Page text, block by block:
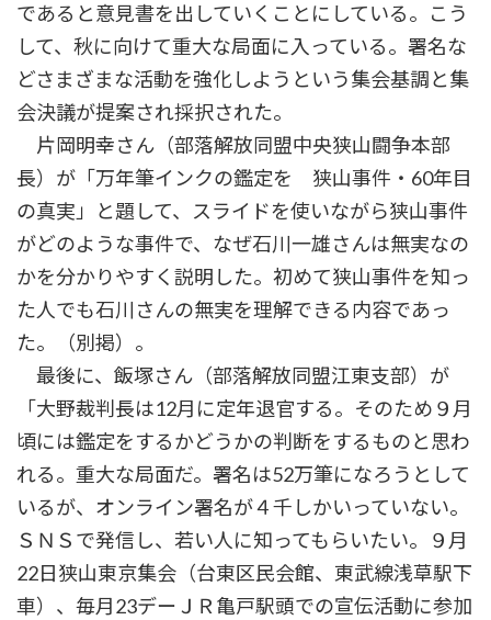
であると意見書を出していくことにしている。こう
して、秋に向けて重大な局面に入っている。署名な
どさまざまな活動を強化しようという集会基調と集
会決議が提案され採択された。
片岡明幸さん（部落解放同盟中央狭山闘争本部
長）が「万年筆インクの鑑定を 狭山事件・60年目
の真実」と題して、スライドを使いながら狭山事件
がどのような事件で、なぜ石川一雄さんは無実なの
かを分かりやすく説明した。初めて狭山事件を知っ
た人でも石川さんの無実を理解できる内容であっ
た。（別掲）。
最後に、飯塚さん（部落解放同盟江東支部）が
「大野裁判長は12月に定年退官する。そのため９月
頃には鑑定をするかどうかの判断をするものと思わ
れる。重大な局面だ。署名は52万筆になろうとして
いるが、オンライン署名が４千しかいっていない。
ＳＮＳで発信し、若い人に知ってもらいたい。９月
22日狭山東京集会（台東区民会館、東武線浅草駅下
車）、毎月23デーＪＲ亀戸駅頭での宣伝活動に参加